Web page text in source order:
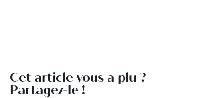
Cet article vous a plu ?
Partagez-le !